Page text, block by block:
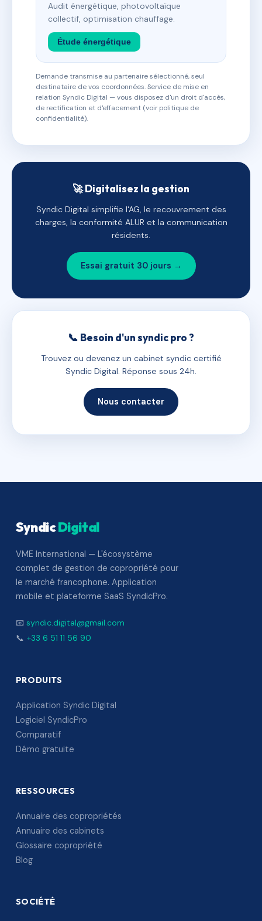
Audit énergétique, photovoltaïque
collectif, optimisation chauffage.
Étude énergétique
Demande transmise au partenaire sélectionné, seul
destinataire de vos coordonnées. Service de mise en
relation Syndic Digital — vous disposez d'un droit d'accès,
de rectification et d'effacement (voir politique de
confidentialité).
🚀 Digitalisez la gestion
Syndic Digital simplifie l'AG, le recouvrement des
charges, la conformité ALUR et la communication
résidents.
Essai gratuit 30 jours →
📞 Besoin d'un syndic pro ?
Trouvez ou devenez un cabinet syndic certifié
Syndic Digital. Réponse sous 24h.
Nous contacter
SyndicDigital
VME International — L'écosystème
complet de gestion de copropriété pour
le marché francophone. Application
mobile et plateforme SaaS SyndicPro.
📧 syndic.digital@gmail.com
📞 +33 6 51 11 56 90
PRODUITS
Application Syndic Digital
Logiciel SyndicPro
Comparatif
Démo gratuite
RESSOURCES
Annuaire des copropriétés
Annuaire des cabinets
Glossaire copropriété
Blog
SOCIÉTÉ